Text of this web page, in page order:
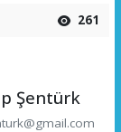
261
Şentürk